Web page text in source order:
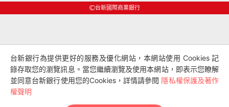
台新國際商業銀行
台新銀行為提供更好的服務及優化網站，本網站使用 Cookies 記
錄存取您的瀏覽訊息。當您繼續瀏覽及使用本網站，即表示您瞭解
並同意台新銀行使用您的Cookies，詳情請參閱 隱私權保護及著作
權聲明